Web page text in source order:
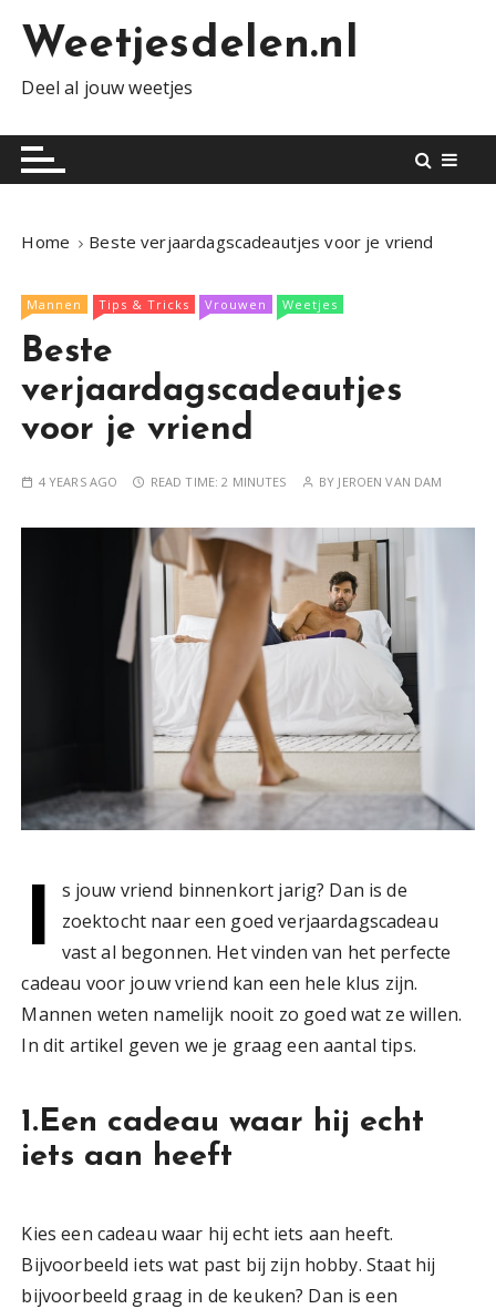
c
Weetjesdelen.nl
Deel al jouw weetjes
Home Beste verjaardagscadeautjes voor je vriend
Mannen Tips & Tricks Vrouwen Weetjes
Beste
verjaardagscadeautjes
voor je vriend
4 YEARS AGO READ TIME:2 MINUTES BY JEROEN VAN DAM
I
s jouw vriend binnenkort jarig? Dan is de
zoektocht naar een goed verjaardagscadeau
vast al begonnen. Het vinden van het perfecte
cadeau voor jouw vriend kan een hele klus zijn.
Mannen weten namelijk nooit zo goed wat ze willen.
In dit artikel geven we je graag een aantal tips.
1.Een cadeau waar hij echt
iets aan heeft
Kies een cadeau waar hij echt iets aan heeft.
Bijvoorbeeld iets wat past bij zijn hobby. Staat hij
bijvoorbeeld graag in de keuken? Dan is een